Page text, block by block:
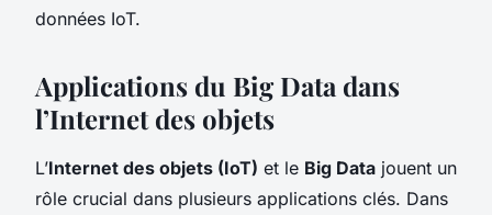
données IoT.
Applications du Big Data dans
l’Internet des objets
L’Internet des objets (IoT) et le Big Data jouent un
rôle crucial dans plusieurs applications clés. Dans